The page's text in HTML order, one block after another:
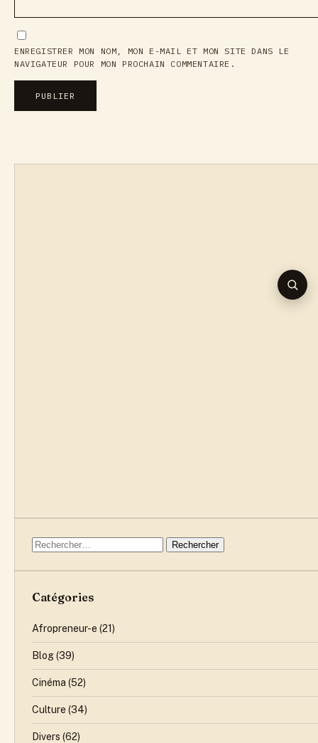
ENREGISTRER MON NOM, MON E-MAIL ET MON SITE DANS LE
NAVIGATEUR POUR MON PROCHAIN COMMENTAIRE.
Rechercher :
Catégories
Afropreneur-e (21)
Blog(39)
Cinéma (52)
Culture (34)
Divers (62)